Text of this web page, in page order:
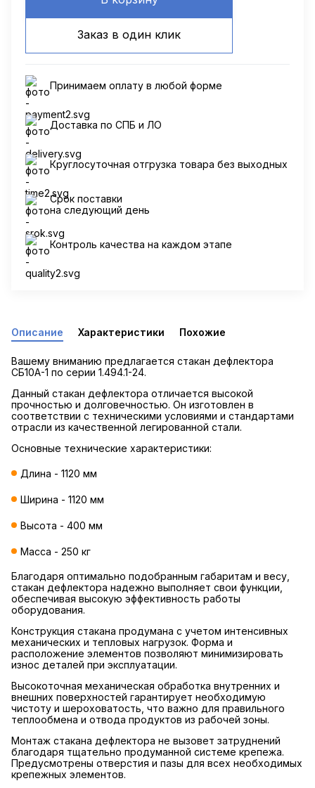
Заказ в один клик
Принимаем оплату в любой форме
Доставка по СПБ и ЛО
Круглосуточная отгрузка товара без выходных
Срок поставки
на следующий день
Контроль качества на каждом этапе
Описание Характеристики Похожие
Вашему вниманию предлагается стакан дефлектора
СБ10А-1 по серии 1.494.1-24.
Данный стакан дефлектора отличается высокой
прочностью и долговечностью. Он изготовлен в
соответствии с техническими условиями и стандартами
отрасли из качественной легированной стали.
Основные технические характеристики:
Длина - 1120 мм
Ширина - 1120 мм
Высота - 400 мм
Масса - 250 кг
Благодаря оптимально подобранным габаритам и весу,
стакан дефлектора надежно выполняет свои функции,
обеспечивая высокую эффективность работы
оборудования.
Конструкция стакана продумана с учетом интенсивных
механических и тепловых нагрузок. Форма и
расположение элементов позволяют минимизировать
износ деталей при эксплуатации.
Высокоточная механическая обработка внутренних и
внешних поверхностей гарантирует необходимую
чистоту и шероховатость, что важно для правильного
теплообмена и отвода продуктов из рабочей зоны.
Монтаж стакана дефлектора не вызовет затруднений
благодаря тщательно продуманной системе крепежа.
Предусмотрены отверстия и пазы для всех необходимых
крепежных элементов.